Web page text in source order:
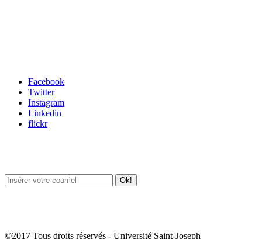
Facebook
Twitter
Instagram
Linkedin
flickr
©2017 Tous droits réservés - Université Saint-Joseph